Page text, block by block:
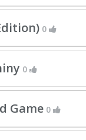
0
0
Game 0